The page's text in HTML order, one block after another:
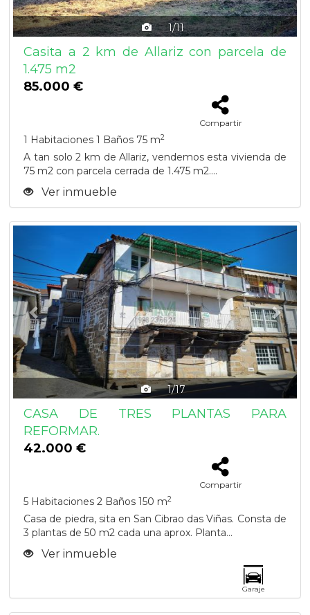
1/11
Casita a 2 km de Allariz con parcela de
1.475 m2
85.000 €
Compartir
1 Habitaciones 1 Baños 75 m2
A tan solo 2 km de Allariz, vendemos esta vivienda de
75 m2 con parcela cerrada de 1.475 m2....
Ver inmueble
1/17
Next
CASA DE TRES PLANTAS PARA
REFORMAR.
42.000 €
Compartir
5 Habitaciones 2 Baños 150 m2
Casa de piedra, sita en San Cibrao das Viñas. Consta de
3 plantas de 50 m2 cada una aprox. Planta...
Ver inmueble
Garaje